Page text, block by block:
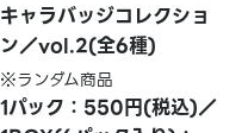
キャラバッジコレクショ
ン／vol.2(全6種)
※ランダム商品
1パック：550円(税込)／